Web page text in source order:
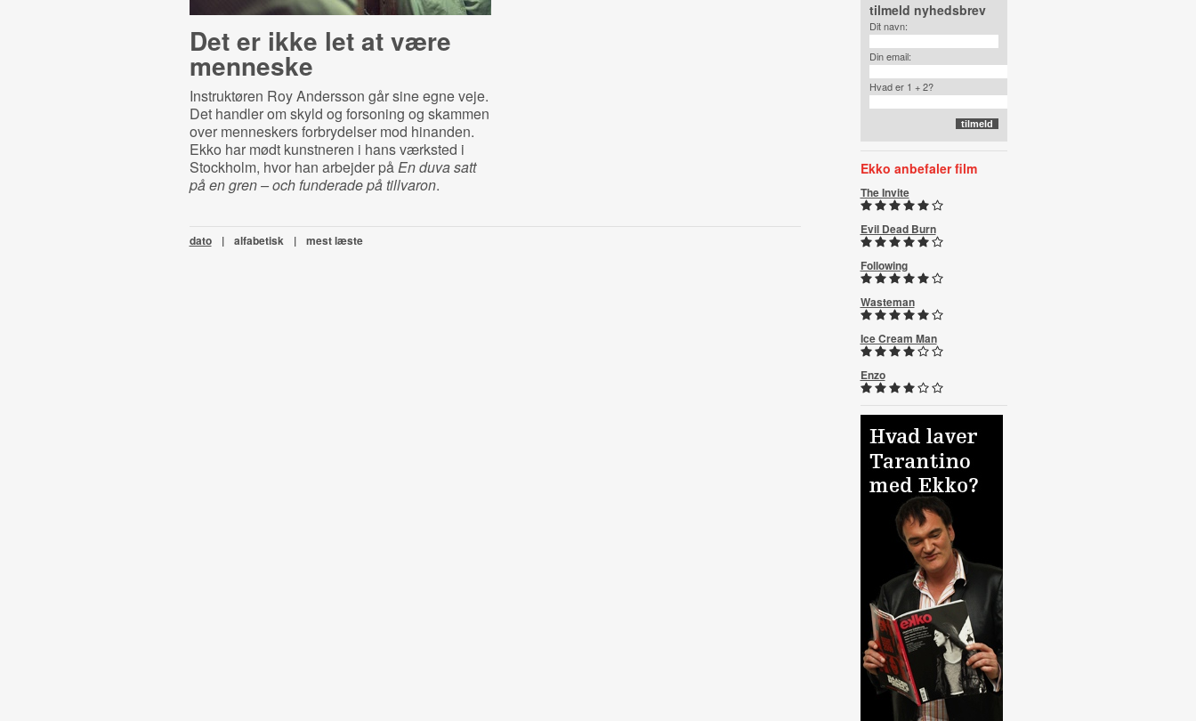
Det er ikke let at være
menneske
Instruktøren Roy Andersson går sine egne veje.
Det handler om skyld og forsoning og skammen
over menneskers forbrydelser mod hinanden.
Ekko har mødt kunstneren i hans værksted i
Stockholm, hvor han arbejder påEn duva satt
på en gren – och funderade på tillvaron.
dato | alfabetisk | mest læste
tilmeld nyhedsbrev
Dit navn:
Din email:
Hvad er 1 + 2?
Ekko anbefaler film
The Invite
Evil Dead Burn
Following
Wasteman
Ice Cream Man
Enzo